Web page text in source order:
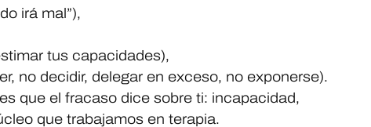
irá mal”),
tus capacidades),
no decidir, delegar en exceso, no exponerse).
que el fracaso dice sobre ti: incapacidad,
que trabajamos en terapia.